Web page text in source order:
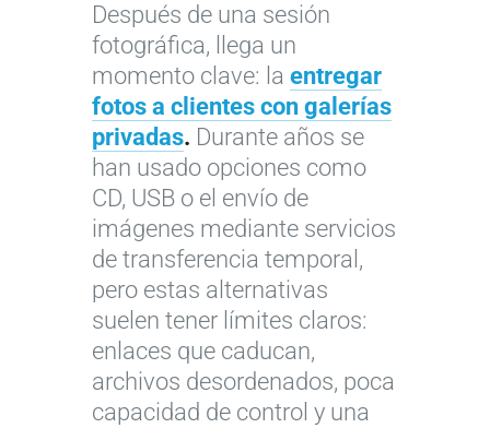
Después de una sesión
fotográfica, llega un
momento clave: la entregar
fotos a clientes con galerías
privadas. Durante años se
han usado opciones como
CD, USB o el envío de
imágenes mediante servicios
de transferencia temporal,
pero estas alternativas
suelen tener límites claros:
enlaces que caducan,
archivos desordenados, poca
capacidad de control y una